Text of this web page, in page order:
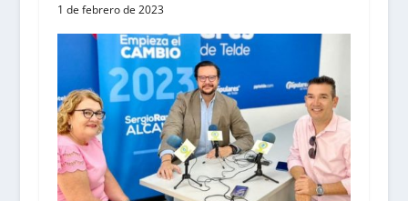
1 de febrero de 2023